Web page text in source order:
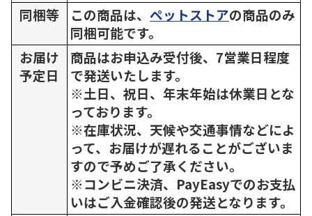
同梱等
この商品は、 ペットストアの商品のみ
同梱可能です。
お届け
予定日
商品はお申込み受付後、7営業日程度
で発送いたします。
※土日、祝日、年末年始は休業日とな
っております。
※在庫状況、天候や交通事情などによ
って、お届けが遅れることがございま
すので予めご了承ください。
※コンビニ決済、PayEasyでのお支払
いはご入金確認後の発送となります。